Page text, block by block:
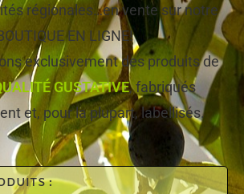
régionales…en vente sur notre
EN LIGNE!
exclusivement des produits de
GUSTATIVE, fabriqués
et, pour la plupart, labellisés.
: